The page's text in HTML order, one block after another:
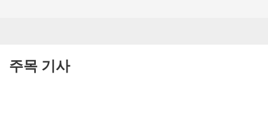
주목 기사